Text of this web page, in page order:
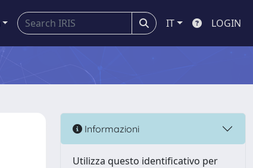
IT LOGIN
Informazioni
Utilizza questo identificativo per